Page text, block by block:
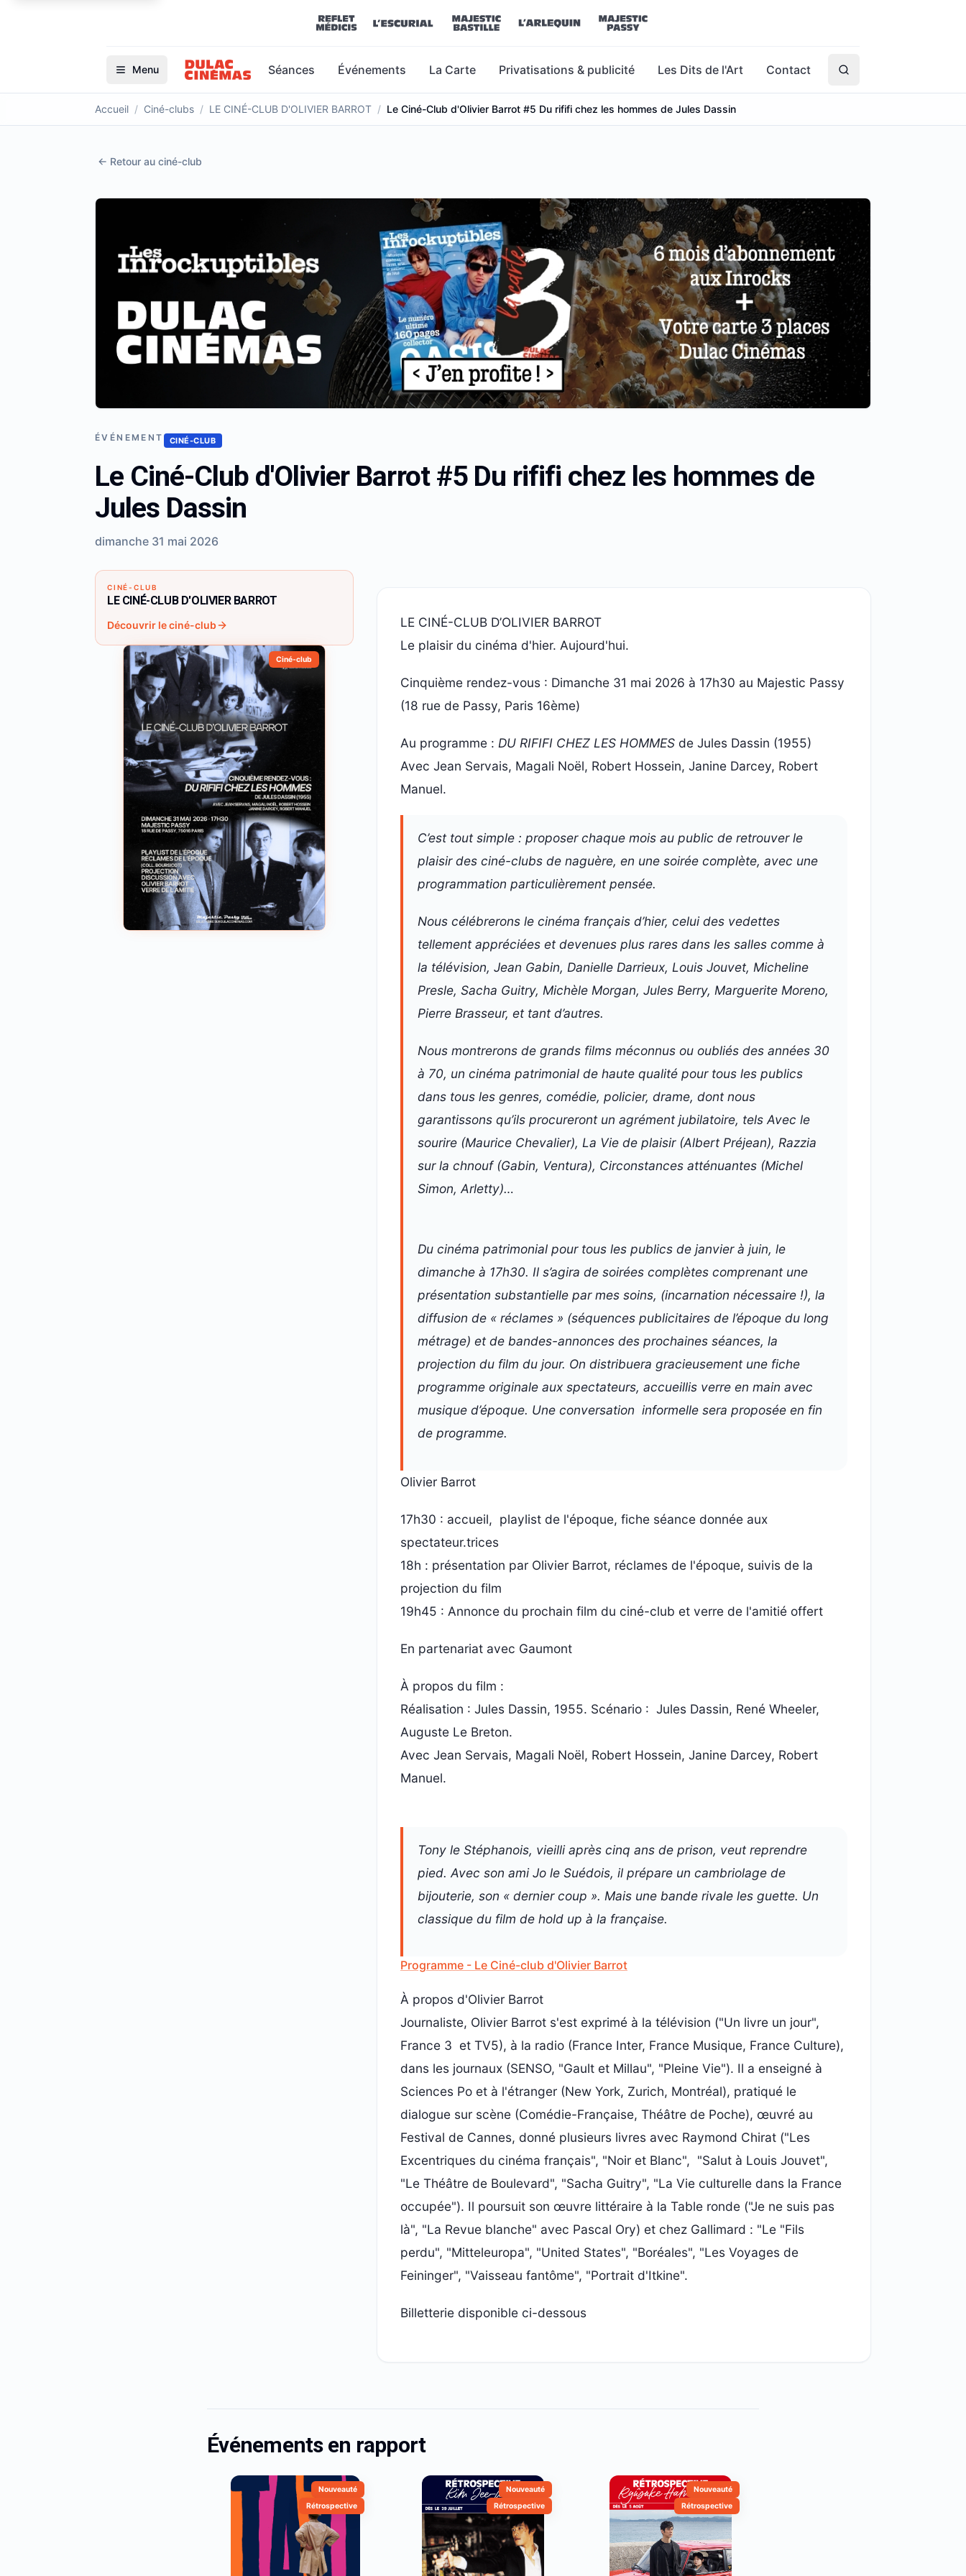
Menu Séances Événements La Carte Privatisations & publicité Les Dits de l'Art Contact
Accueil / Ciné-clubs / LE CINÉ-CLUB D'OLIVIER BARROT / Le Ciné-Club d'Olivier Barrot #5 Du rififi chez les hommes de Jules Dassin
← Retour au ciné-club
ÉVÉNEMENT CINÉ-CLUB
Le Ciné-Club d'Olivier Barrot #5 Du rififi chez les hommes de
Jules Dassin
dimanche 31 mai 2026
CINÉ-CLUB
LE CINÉ-CLUB D'OLIVIER BARROT
Découvrir le ciné-club
Ciné-club
LE CINÉ-CLUB D’OLIVIER BARROT
Le plaisir du cinéma d'hier. Aujourd'hui.
Cinquième rendez-vous : Dimanche 31 mai 2026 à 17h30 au Majestic Passy
(18 rue de Passy, Paris 16ème)
Au programme : DU RIFIFI CHEZ LES HOMMES de Jules Dassin (1955)
Avec Jean Servais, Magali Noël, Robert Hossein, Janine Darcey, Robert
Manuel.
C’est tout simple : proposer chaque mois au public de retrouver le
plaisir des ciné-clubs de naguère, en une soirée complète, avec une
programmation particulièrement pensée.
Nous célébrerons le cinéma français d’hier, celui des vedettes
tellement appréciées et devenues plus rares dans les salles comme à
la télévision, Jean Gabin, Danielle Darrieux, Louis Jouvet, Micheline
Presle, Sacha Guitry, Michèle Morgan, Jules Berry, Marguerite Moreno,
Pierre Brasseur, et tant d’autres.
Nous montrerons de grands films méconnus ou oubliés des années 30
à 70, un cinéma patrimonial de haute qualité pour tous les publics
dans tous les genres, comédie, policier, drame, dont nous
garantissons qu’ils procureront un agrément jubilatoire, tels Avec le
sourire (Maurice Chevalier), La Vie de plaisir (Albert Préjean), Razzia
sur la chnouf (Gabin, Ventura), Circonstances atténuantes (Michel
Simon, Arletty)…
Du cinéma patrimonial pour tous les publics de janvier à juin, le
dimanche à 17h30. Il s’agira de soirées complètes comprenant une
présentation substantielle par mes soins, (incarnation nécessaire !), la
diffusion de « réclames » (séquences publicitaires de l’époque du long
métrage) et de bandes-annonces des prochaines séances, la
projection du film du jour. On distribuera gracieusement une fiche
programme originale aux spectateurs, accueillis verre en main avec
musique d’époque. Une conversation informelle sera proposée en fin
de programme.
Olivier Barrot
17h30 : accueil, playlist de l'époque, fiche séance donnée aux
spectateur.trices
18h : présentation par Olivier Barrot, réclames de l'époque, suivis de la
projection du film
19h45 : Annonce du prochain film du ciné-club et verre de l'amitié offert
En partenariat avec Gaumont
À propos du film :
Réalisation : Jules Dassin, 1955. Scénario : Jules Dassin, René Wheeler,
Auguste Le Breton.
Avec Jean Servais, Magali Noël, Robert Hossein, Janine Darcey, Robert
Manuel.
Tony le Stéphanois, vieilli après cinq ans de prison, veut reprendre
pied. Avec son ami Jo le Suédois, il prépare un cambriolage de
bijouterie, son « dernier coup ». Mais une bande rivale les guette. Un
classique du film de hold up à la française.
Programme - Le Ciné-club d'Olivier Barrot
À propos d'Olivier Barrot
Journaliste, Olivier Barrot s'est exprimé à la télévision ("Un livre un jour",
France 3 et TV5), à la radio (France Inter, France Musique, France Culture),
dans les journaux (SENSO, "Gault et Millau", "Pleine Vie"). Il a enseigné à
Sciences Po et à l'étranger (New York, Zurich, Montréal), pratiqué le
dialogue sur scène (Comédie-Française, Théâtre de Poche), œuvré au
Festival de Cannes, donné plusieurs livres avec Raymond Chirat ("Les
Excentriques du cinéma français", "Noir et Blanc", "Salut à Louis Jouvet",
"Le Théâtre de Boulevard", "Sacha Guitry", "La Vie culturelle dans la France
occupée"). Il poursuit son œuvre littéraire à la Table ronde ("Je ne suis pas
là", "La Revue blanche" avec Pascal Ory) et chez Gallimard : "Le "Fils
perdu", "Mitteleuropa", "United States", "Boréales", "Les Voyages de
Feininger", "Vaisseau fantôme", "Portrait d'Itkine".
Billetterie disponible ci-dessous
Événements en rapport
Nouveauté
Rétrospective
Nouveauté
Rétrospective
Nouveauté
Rétrospective